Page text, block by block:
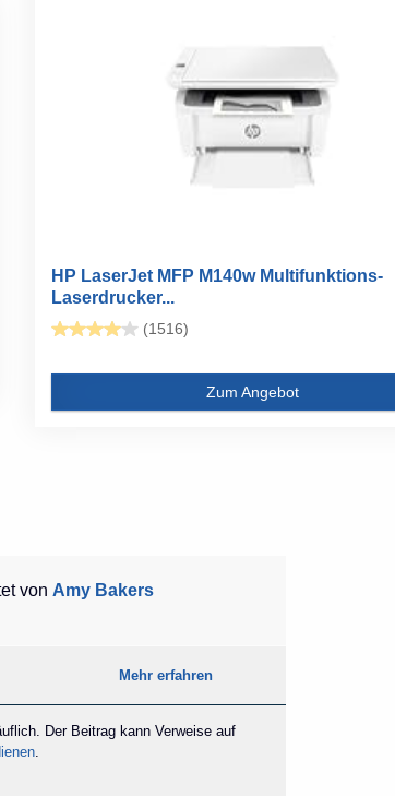
HP LaserJet MFP M140w Multifunktions-
Laserdrucker...
(1516)
Zum Angebot
von Amy Bakers
Mehr erfahren
Der Beitrag kann Verweise auf
.